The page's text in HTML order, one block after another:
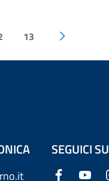
13
SEGUICI SU